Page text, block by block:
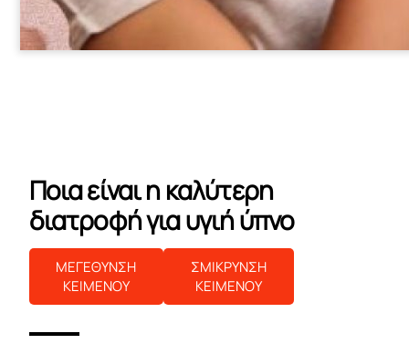
Ποια είναι η καλύτερη
διατροφή για υγιή ύπνο
ΜΕΓΕΘΥΝΣΗ
ΚΕΙΜΕΝΟΥ
ΣΜΙΚΡΥΝΣΗ
ΚΕΙΜΕΝΟΥ